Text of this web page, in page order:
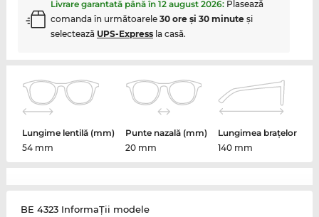
Livrare garantată până în 12 august 2026: Plasează
comanda în următoarele 30 ore şi 30 minuteşi
selectează UPS-Expressla casă.
Lungime lentilă (mm)
54 mm
Punte nazală (mm)
20 mm
Lungimea brațelor
140 mm
BE 4323 InformaŢii modele